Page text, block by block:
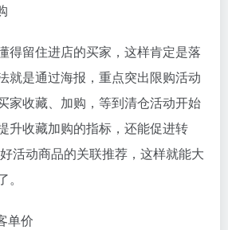
得留住进店的买家，这样肯定是落
就是通过海报，重点突出限购活动
家收藏、加购，等到清仓活动开始
升收藏加购的指标，还能促进转
活动商品的关联推荐，这样就能大
单价